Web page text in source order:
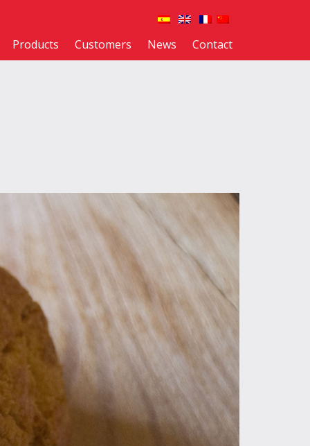
Products Customers News Contact